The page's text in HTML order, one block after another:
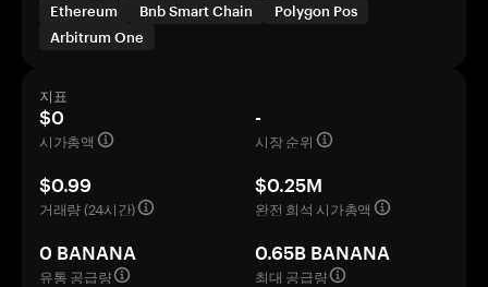
Ethereum
Bnb Smart Chain
Polygon Pos
Arbitrum One
지표
$0
시가총액
-
시장 순위
$0.99
거래량 (24시간)
$0.25M
완전 희석 시가총액
0 BANANA
유통 공급량
0.65B BANANA
최대 공급량